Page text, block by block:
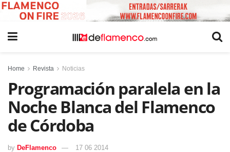
Home Revista Noticias
Programación paralela en la
Noche Blanca del Flamenco
de Córdoba
by DeFlamenco 17 06 2014